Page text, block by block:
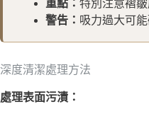
重點： 特別注意褶
警告： 吸力過大可
深度清潔處理方法
處理表面污漬：